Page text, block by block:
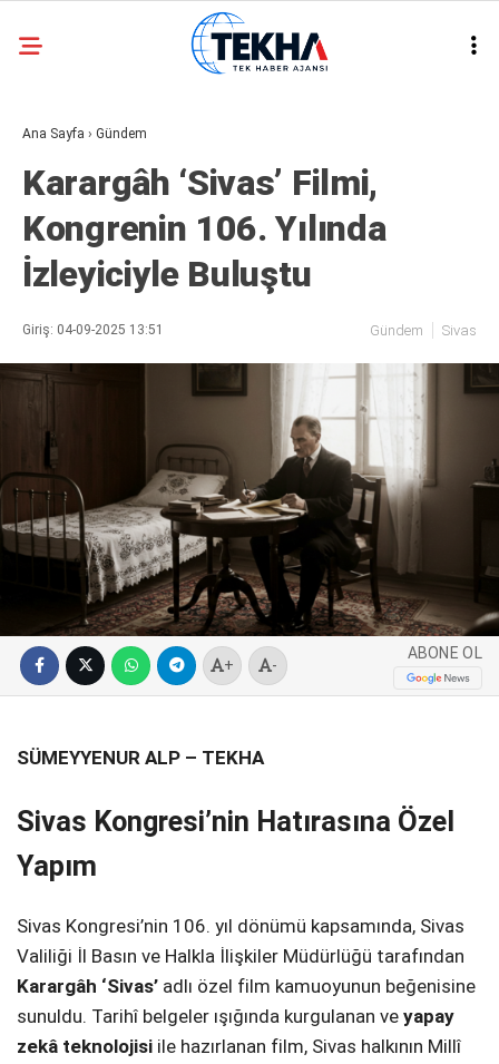
WhatsApp İhbar
Hattı
Youtube
29.6
ASAYIŞ
GÜNDEM
GENEL
POLITIKA
DÜNYA
METEOROLOJI
SPOR
SERVISLER
Ana Sayfa › Gündem
Karargâh ‘Sivas’ Filmi,
Kongrenin 106. Yılında
İzleyiciyle Buluştu
Giriş: 04-09-2025 13:51 Gündem Sivas
+ -
ABONE OL
SÜMEYYENUR ALP – TEKHA
Sivas Kongresi’nin Hatırasına Özel
Yapım
Sivas Kongresi’nin 106. yıl dönümü kapsamında, Sivas
Valiliği İl Basın ve Halkla İlişkiler Müdürlüğü tarafından
Karargâh ‘Sivas’ adlı özel film kamuoyunun beğenisine
sunuldu. Tarihî belgeler ışığında kurgulanan ve yapay
zekâ teknolojisi ile hazırlanan film, Sivas halkının Millî